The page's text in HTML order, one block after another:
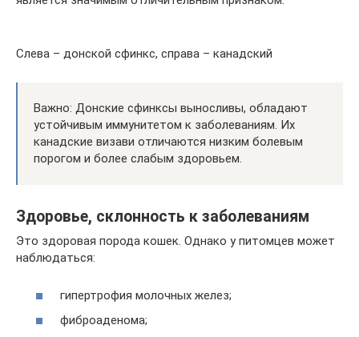
Слева – донской сфинкс, справа – канадский
Важно: Донские сфинксы выносливы, обладают
устойчивым иммунитетом к заболеваниям. Их
канадские визави отличаются низким болевым
порогом и более слабым здоровьем.
Здоровье, склонность к заболеваниям
Это здоровая порода кошек. Однако у питомцев может
наблюдаться:
гипертрофия молочных желез;
фиброаденома;